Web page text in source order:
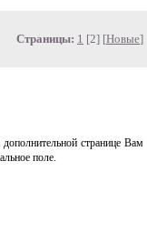
Страницы: 1 [2] [Новые]
странице Вам
поле.